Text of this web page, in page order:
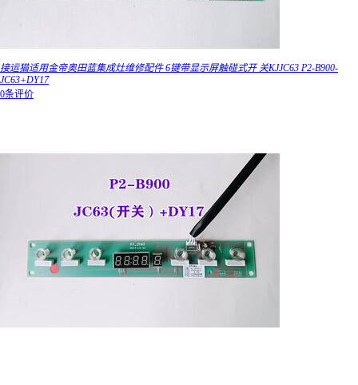
接运猫适用金帝奥田蓝集成灶维修配件 6键带显示屏触碰式开 关KJJC63 P2-B900-
JC63+DY17
0条评价